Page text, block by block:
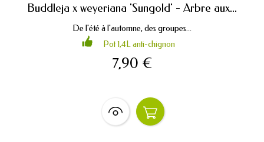
Buddleja x weyeriana 'Sungold' - Arbre aux...
De l'été à l'automne, des groupes...
Pot 1,4L anti-chignon
7,90 €